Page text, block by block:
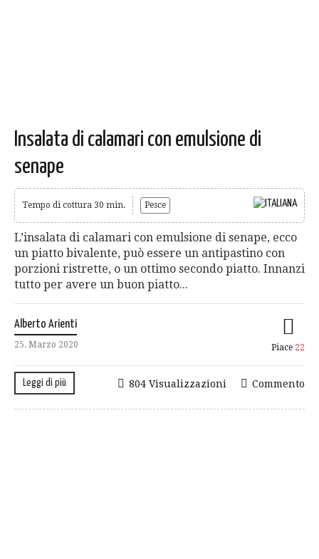
Insalata di calamari con emulsione di
senape
Tempo di cottura 30 min. Pesce
L’insalata di calamari con emulsione di senape, ecco
un piatto bivalente, può essere un antipastino con
porzioni ristrette, o un ottimo secondo piatto. Innanzi
tutto per avere un buon piatto...
Alberto Arienti
25. Marzo 2020 Piace 22
Leggi di più Commento
804 Visualizzazioni